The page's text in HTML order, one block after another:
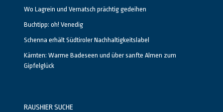
Wo Lagrein und Vernatsch prächtig gedeihen
Buchtipp: oh! Venedig
Schenna erhält Südtiroler Nachhaltigkeitslabel
Kärnten: Warme Badeseen und über sanfte Almen zum
Gipfelglück
RAUSHIER SUCHE